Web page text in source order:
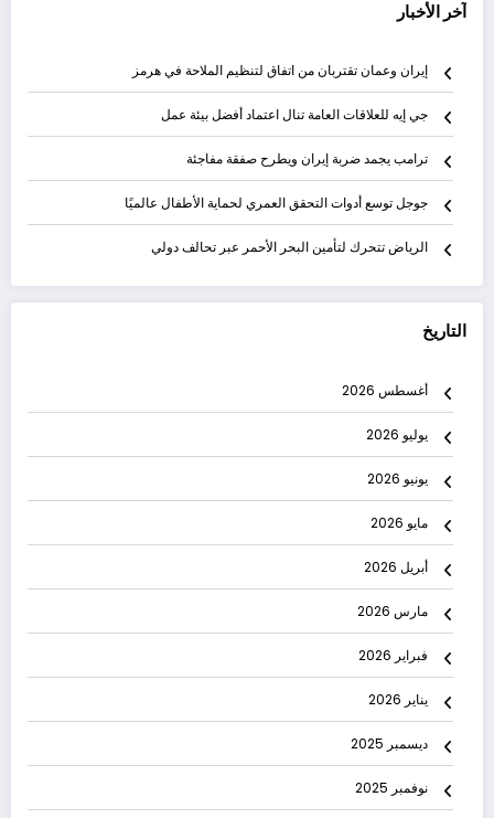
آخر الأخبار
إيران وعمان تقتربان من اتفاق لتنظيم الملاحة في هرمز
جي إيه للعلاقات العامة تنال اعتماد أفضل بيئة عمل
ترامب يجمد ضربة إيران ويطرح صفقة مفاجئة
جوجل توسع أدوات التحقق العمري لحماية الأطفال عالميًا
الرياض تتحرك لتأمين البحر الأحمر عبر تحالف دولي
التاريخ
أغسطس 2026
يوليو 2026
يونيو 2026
مايو 2026
أبريل 2026
مارس 2026
فبراير 2026
يناير 2026
ديسمبر 2025
نوفمبر 2025